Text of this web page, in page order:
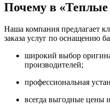
Почему в «Теплые
Наша компания предлагает
заказа услуг по оснащению
широкий выбор
производителей;
профессиональная
всегда выгодные цены